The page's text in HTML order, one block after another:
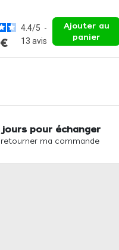
4.4/5 -
13 avis
Ajouter au
panier
jours pour échanger
ma commande